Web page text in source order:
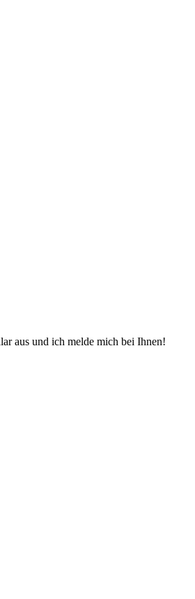
aus und ich melde mich bei Ihnen!